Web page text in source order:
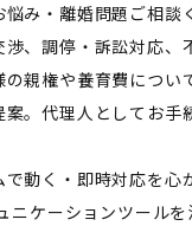
み・離婚問題ご相談
渉、調停・訴訟対応
の親権や養育費につい
。代理人としてお手
動く・即時対応を心
ニケーションツール